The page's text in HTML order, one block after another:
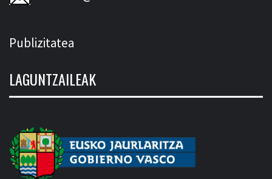
Publizitatea
LAGUNTZAILEAK